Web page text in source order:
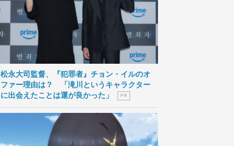
松永大司監督、『犯罪者』チョン・イルのオ
ファー理由は？ 「滝川というキャラクター
に出会えたことは運が良かった」
P R